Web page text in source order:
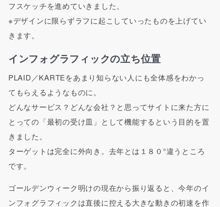
フスケッチを進めていきました。
※デザインに限らずラフに起こしていったものを上げてい
きます。
インフォグラフィックの立ち位置
PLAID／KARTEをあまり知らない人にも全体感をわかっ
てもらえるようなものに。
どんなサービス？どんな会社？と思ってサイトに来た方に
とっての「最初の受け皿」として機能するという目的を置
きました。
ターゲットは完全に外向き。去年とは１８０°違うところ
です。
ゴールデンウィーク明けの現在から振り返ると、今年のイ
ンフォグラフィックは直後に控える大きな動きの初速を作